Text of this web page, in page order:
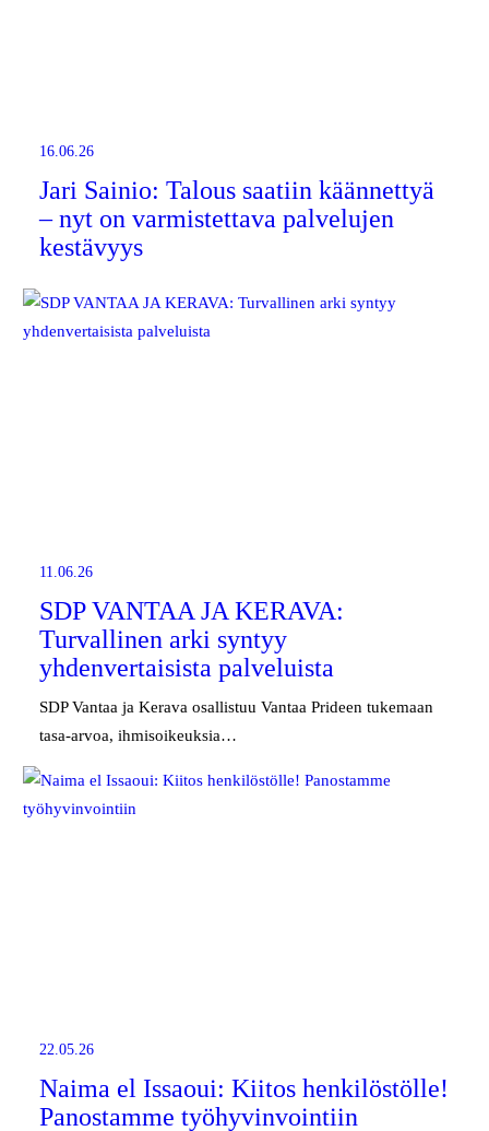
16.06.26
Jari Sainio: Talous saatiin käännettyä
– nyt on varmistettava palvelujen
kestävyys
11.06.26
SDP VANTAA JA KERAVA:
Turvallinen arki syntyy
yhdenvertaisista palveluista
SDP Vantaa ja Kerava osallistuu Vantaa Prideen tukemaan
tasa-arvoa, ihmisoikeuksia…
22.05.26
Naima el Issaoui: Kiitos henkilöstölle!
Panostamme työhyvinvointiin